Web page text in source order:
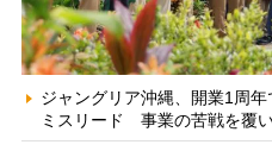
ジャングリア沖縄、開業1周
ミスリード 事業の苦戦を覆